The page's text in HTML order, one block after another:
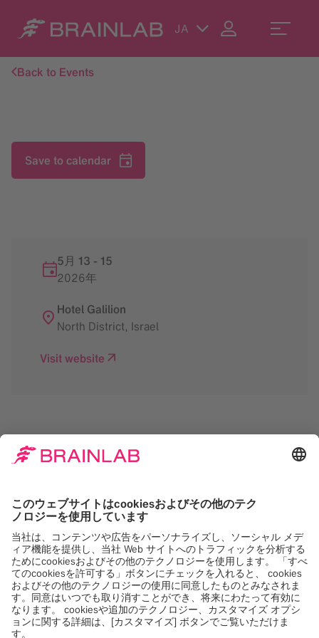
JA
Back to Events
Save to calendar
5月 13 - 15
2026年
Hotel Galilion
North District, Israel
Visit website
Google Maps サービス
必要です。
当社は Google Maps, を使用して、お客様のア
クティビティに関するデータを収集する可能性
のあるコンテンツを埋め込みます。このコンテ
ンツを表示するには、詳細を確認し、サービス
に同意してください。